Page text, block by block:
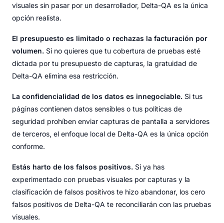
visuales sin pasar por un desarrollador, Delta-QA es la única
opción realista.
El presupuesto es limitado o rechazas la facturación por
volumen. Si no quieres que tu cobertura de pruebas esté
dictada por tu presupuesto de capturas, la gratuidad de
Delta-QA elimina esa restricción.
La confidencialidad de los datos es innegociable. Si tus
páginas contienen datos sensibles o tus políticas de
seguridad prohíben enviar capturas de pantalla a servidores
de terceros, el enfoque local de Delta-QA es la única opción
conforme.
Estás harto de los falsos positivos. Si ya has
experimentado con pruebas visuales por capturas y la
clasificación de falsos positivos te hizo abandonar, los cero
falsos positivos de Delta-QA te reconciliarán con las pruebas
visuales.